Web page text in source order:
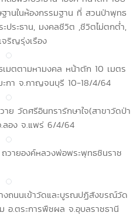
านในห้องกรรมฐาน ที่ สวนป่าพุทธ
ประธาน, มงคลชีวิต ,ชีวิตไม่ตกต่ำ,
จริญรุ่งเรือง
ตตามหามงคล หน้าตัก 10 เมตร
ะกา จ.กาญจนบุรี 10-18/4/64
วัดศรีอินทรารักษาใจ(สาขาวัดป่า
ลอง จ.แพร่ 6/4/64
ายองค์หลวงพ่อพระพุทธชินราช
งถนนเข้าวัดและบูรณปฏิสังขรณ์วัด
อ.ตระการพืชผล จ.อุบลราชธานี